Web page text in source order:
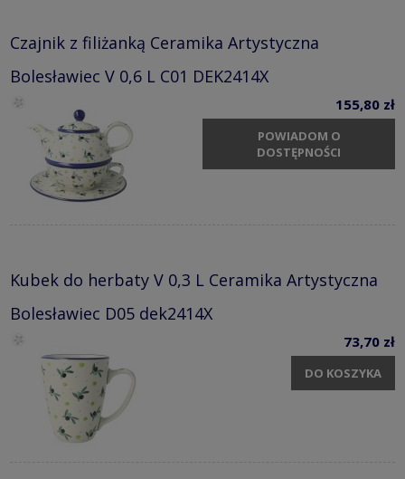
Czajnik z filiżanką Ceramika Artystyczna
Bolesławiec V 0,6 L C01 DEK2414X
155,80 zł
POWIADOM O
DOSTĘPNOŚCI
Kubek do herbaty V 0,3 L Ceramika Artystyczna
Bolesławiec D05 dek2414X
73,70 zł
DO KOSZYKA